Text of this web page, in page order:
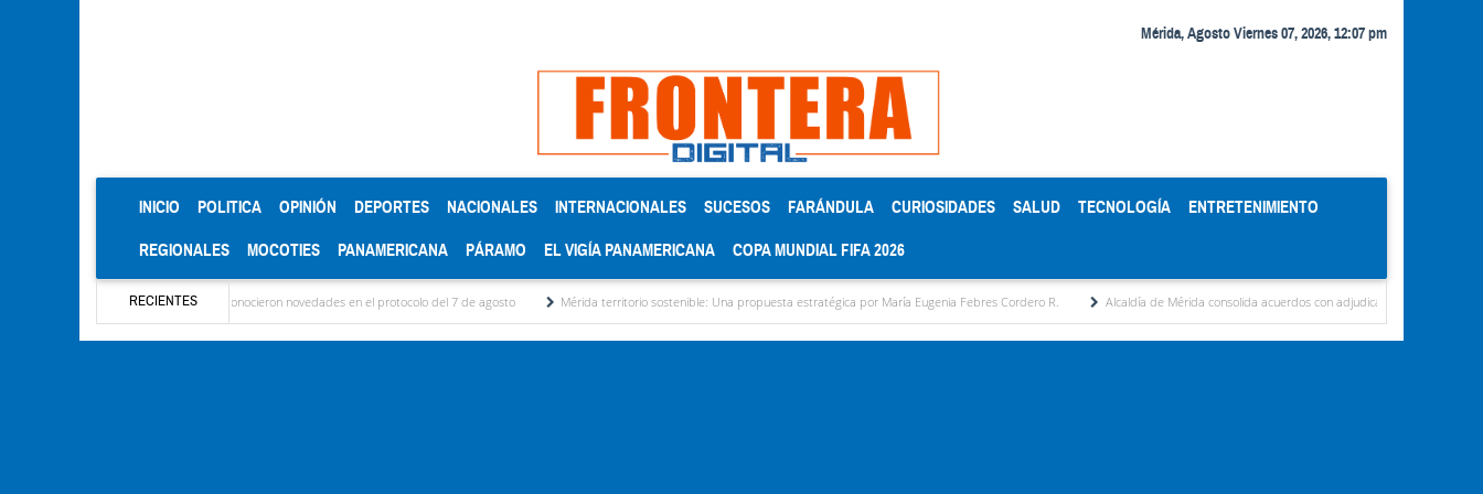
Mérida, Agosto Viernes 07, 2026, 12:07 pm
INICIO (CURRENT)
POLITICA OPINIÓN DEPORTES NACIONALES INTERNACIONALES SUCESOS FARÁNDULA CURIOSIDADES SALUD TECNOLOGÍA ENTRETENIMIENTO
REGIONALES MOCOTIES PANAMERICANA PÁRAMO EL VIGÍA PANAMERICANA COPA MUNDIAL FIFA 2026
RECIENTES
las delegaciones y se conocieron novedades en el protocolo del 7 de agosto Mérida territorio sostenible: Una propuesta estratégica por María Eugenia Febres Cordero R. Alcaldía de Mérida consolida acuerdos con adjudicatarios del Mercado Periférico